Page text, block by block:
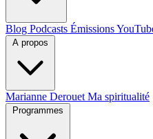
Blog Podcasts Émissions
Marianne Derouet Ma spiritualité